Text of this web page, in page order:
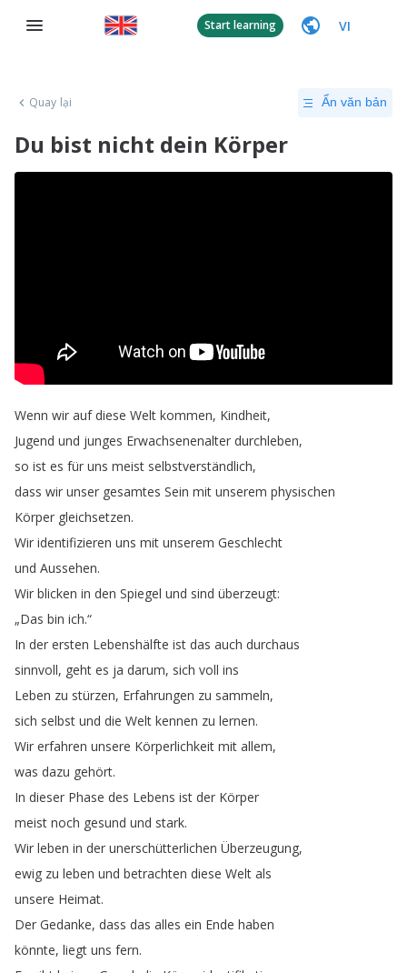
Start learning VI
Quay lại Ẩn văn bản
Du bist nicht dein Körper
Wenn wir auf diese Welt kommen, Kindheit,
Jugend und junges Erwachsenenalter durchleben,
so ist es für uns meist selbstverständlich,
dass wir unser gesamtes Sein mit unserem physischen
Körper gleichsetzen.
Wir identifizieren uns mit unserem Geschlecht
und Aussehen.
Wir blicken in den Spiegel und sind überzeugt:
„Das bin ich.“
In der ersten Lebenshälfte ist das auch durchaus
sinnvoll, geht es ja darum, sich voll ins
Leben zu stürzen, Erfahrungen zu sammeln,
sich selbst und die Welt kennen zu lernen.
Wir erfahren unsere Körperlichkeit mit allem,
was dazu gehört.
In dieser Phase des Lebens ist der Körper
meist noch gesund und stark.
Wir leben in der unerschütterlichen Überzeugung,
ewig zu leben und betrachten diese Welt als
unsere Heimat.
Der Gedanke, dass das alles ein Ende haben
könnte, liegt uns fern.